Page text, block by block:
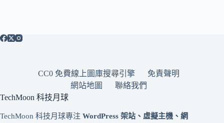
CC0 免費線上圖庫搜尋引擎
免責聲明
網站地圖
聯絡我們
TechMoon 科技月球
TechMoon 科技月球專注 WordPress 架站、虛擬主機、網